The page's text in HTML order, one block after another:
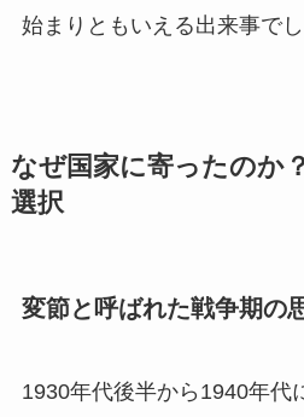
始まりともいえる出来事でし
なぜ国家に寄ったのか
選択
変節と呼ばれた戦争期の
1930年代後半から1940年代